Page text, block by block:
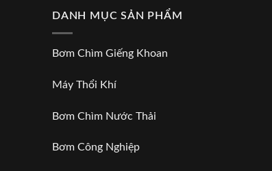
DANH MỤC SẢN PHẨM
Bơm Chìm Giếng Khoan
Máy Thổi Khí
Bơm Chìm Nước Thải
Bơm Công Nghiệp